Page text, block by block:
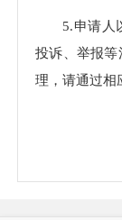
5.申请人
投诉、举报等
理，请通过相